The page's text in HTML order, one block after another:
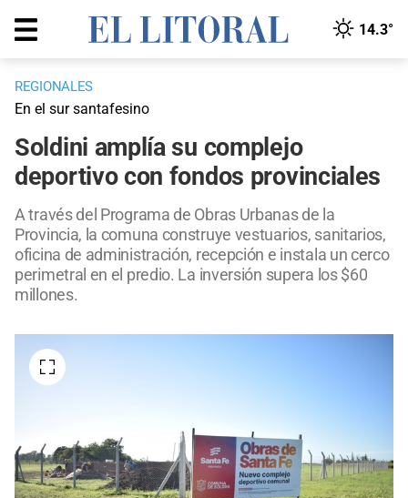
14.3°
REGIONALES
En el sur santafesino
Soldini amplía su complejo
deportivo con fondos provinciales
A través del Programa de Obras Urbanas de la
Provincia, la comuna construye vestuarios, sanitarios,
oficina de administración, recepción e instala un cerco
perimetral en el predio. La inversión supera los $60
millones.